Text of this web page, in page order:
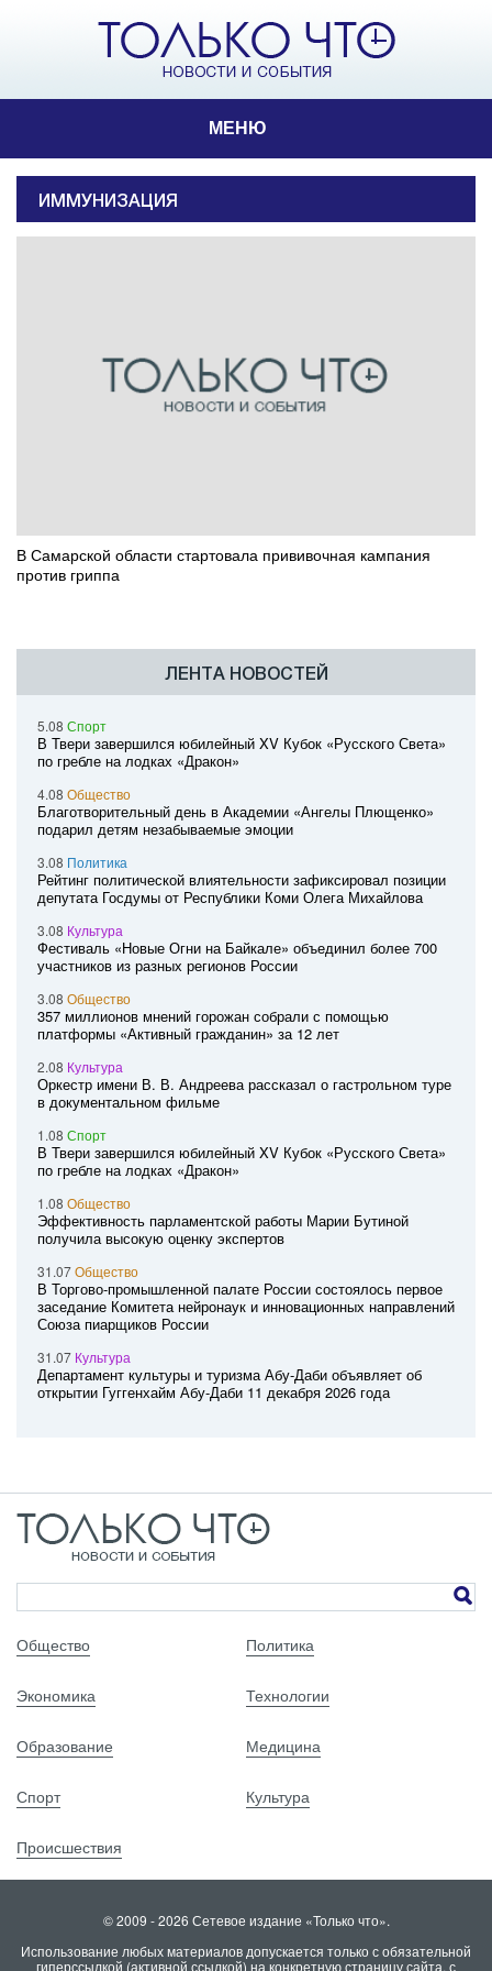
МЕНЮ
ИММУНИЗАЦИЯ
В Самарской области стартовала прививочная кампания
против гриппа
ЛЕНТА НОВОСТЕЙ
5.08 Спорт
В Твери завершился юбилейный XV Кубок «Русского Света»
по гребле на лодках «Дракон»
4.08 Общество
Благотворительный день в Академии «Ангелы Плющенко»
подарил детям незабываемые эмоции
3.08 Политика
Рейтинг политической влиятельности зафиксировал позиции
депутата Госдумы от Республики Коми Олега Михайлова
3.08 Культура
Фестиваль «Новые Огни на Байкале» объединил более 700
участников из разных регионов России
3.08 Общество
357 миллионов мнений горожан собрали с помощью
платформы «Активный гражданин» за 12 лет
2.08 Культура
Оркестр имени В. В. Андреева рассказал о гастрольном туре
в документальном фильме
1.08 Спорт
В Твери завершился юбилейный XV Кубок «Русского Света»
по гребле на лодках «Дракон»
1.08 Общество
Эффективность парламентской работы Марии Бутиной
получила высокую оценку экспертов
31.07Общество
В Торгово-промышленной палате России состоялось первое
заседание Комитета нейронаук и инновационных направлений
Союза пиарщиков России
31.07 Культура
Департамент культуры и туризма Абу-Даби объявляет об
открытии Гуггенхайм Абу-Даби 11 декабря 2026 года
Общество Политика
Экономика Технологии
Образование Медицина
Спорт Культура
Происшествия
© 2009 - 2026 Сетевое издание «Только что».
Использование любых материалов допускается только с обязательной
гиперссылкой (активной ссылкой) на конкретную страницу сайта, с